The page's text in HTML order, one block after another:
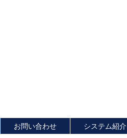
お問い合わせ システム紹介